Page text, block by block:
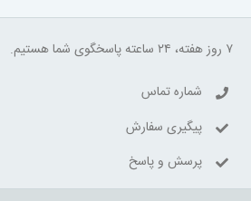
۷ روز هفته، ۲۴ ساعته پاسخگوی شما هستیم.
شماره تماس
پیگیری سفارش
پرسش و پاسخ